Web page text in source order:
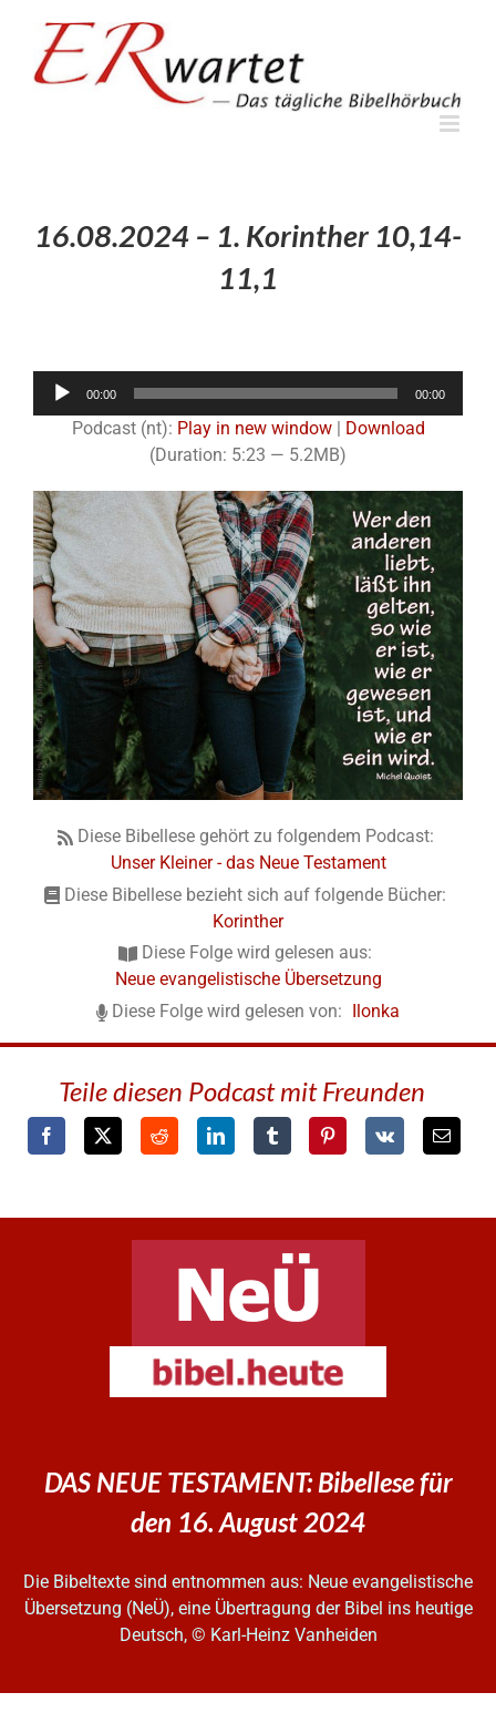
springen
16.08.2024 – 1. Korinther 10,14-
11,1
00:00 00:00
Podcast (nt): Play in new window| Download
(Duration: 5:23 — 5.2MB)
Diese Bibellese gehört zu folgendem Podcast:
Unser Kleiner - das Neue Testament
Diese Bibellese bezieht sich auf folgende Bücher:
Korinther
Diese Folge wird gelesen aus:
Neue evangelistische Übersetzung
Diese Folge wird gelesen von:
Ilonka
Teile diesen Podcast mit Freunden
DAS NEUE TESTAMENT: Bibellese für
den 16. August 2024
Die Bibeltexte sind entnommen aus: Neue evangelistische
Übersetzung (NeÜ), eine Übertragung der Bibel ins heutige
Deutsch, © Karl-Heinz Vanheiden